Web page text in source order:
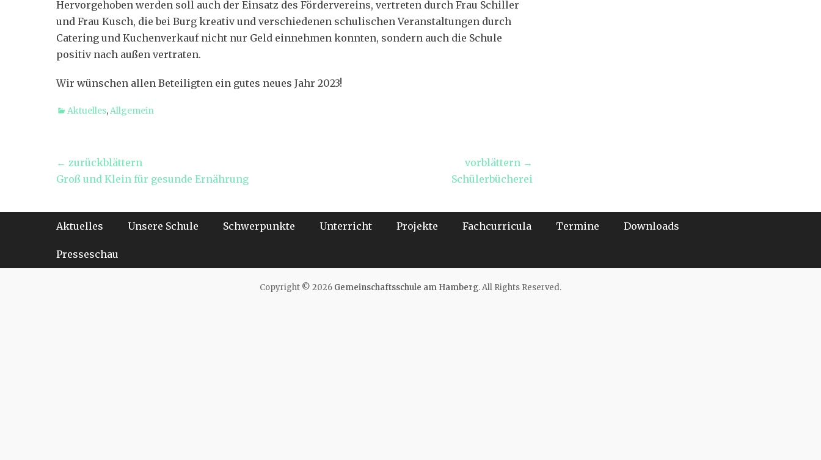
Hervorgehoben werden soll auch der Einsatz des Fördervereins, vertreten durch Frau Schiller
und Frau Kusch, die bei Burg kreativ und verschiedenen schulischen Veranstaltungen durch
Catering und Kuchenverkauf nicht nur Geld einnehmen konnten, sondern auch die Schule
positiv nach außen vertraten.
Wir wünschen allen Beteiligten ein gutes neues Jahr 2023!
Kategorien
Aktuelles,Allgemein
Beitragsnavigation
← zurückblättern
Vorheriger
Groß und Klein für gesunde Ernährung
vorblättern →
Schülerbücherei
Footer-Menü
Weiter
Inhalt
Aktuelles Unsere Schule Schwerpunkte Unterricht Projekte Fachcurricula Termine Downloads
Presseschau
Copyright © 2026 Gemeinschaftsschule am Hamberg. All Rights Reserved.